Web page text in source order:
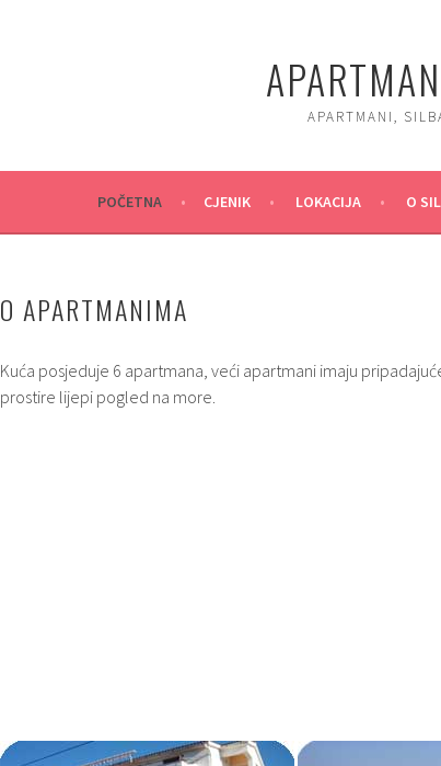
APARTMANI,
POČETNA CJENIK LOKACIJA O
O APARTMANIMA
Kuća posjeduje 6 apartmana, veći apartmani imaju
prostire lijepi pogled na more.